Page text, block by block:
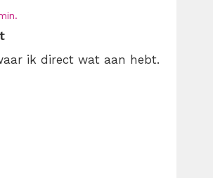
ik direct wat aan hebt.